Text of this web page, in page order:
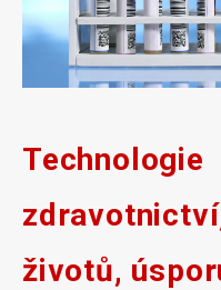
životů,